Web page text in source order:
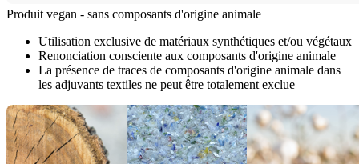
Produit vegan - sans composants d'origine animale
Utilisation exclusive de matériaux synthétiques et/ou végétaux
Renonciation consciente aux composants d'origine animale
La présence de traces de composants d'origine animale dans
les adjuvants textiles ne peut être totalement exclue